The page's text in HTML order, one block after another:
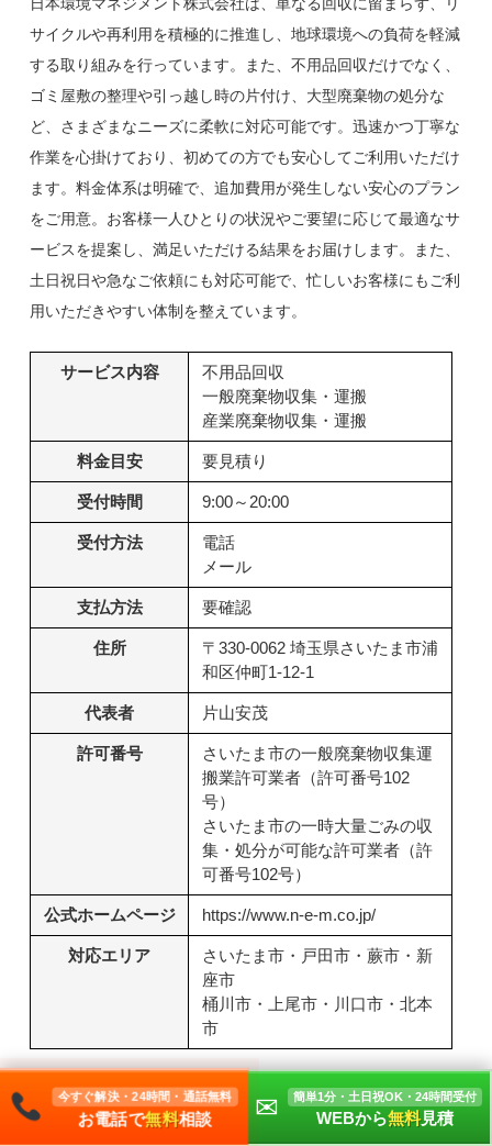
サイクルや再利用を積極的に推進し、地球環境への負荷を軽減
する取り組みを行っています。また、不用品回収だけでなく、
ゴミ屋敷の整理や引っ越し時の片付け、大型廃棄物の処分な
ど、さまざまなニーズに柔軟に対応可能です。迅速かつ丁寧な
作業を心掛けており、初めての方でも安心してご利用いただけ
ます。料金体系は明確で、追加費用が発生しない安心のプラン
をご用意。お客様一人ひとりの状況やご要望に応じて最適なサ
ービスを提案し、満足いただける結果をお届けします。また、
土日祝日や急なご依頼にも対応可能で、忙しいお客様にもご利
用いただきやすい体制を整えています。
サービス内容
不用品回収
一般廃棄物収集・運搬
産業廃棄物収集・運搬
料金目安 要見積り
受付時間 9:00～20:00
受付方法
電話
メール
支払方法 要確認
住所
〒330-0062 埼玉県さいたま市浦
和区仲町1-12-1
代表者 片山安茂
許可番号
さいたま市の一般廃棄物収集運
搬業許可業者（許可番号102
号）
さいたま市の一時大量ごみの収
集・処分が可能な許可業者（許
可番号102号）
公式ホームページ https://www.n-e-m.co.jp/
対応エリア
さいたま市・戸田市・蕨市・新
座市
桶川市・上尾市・川口市・北本
市
日本環境マネジメント株式会社の特徴
今すぐ解決・24時間・通話無料
お電話で無料相談 ✉ 簡単1分・土日祝OK・24時間受付
WEBから無料見積